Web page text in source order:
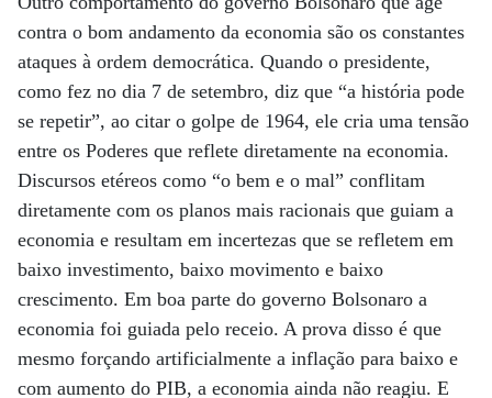
contra o bom andamento da economia são os constantes
ataques à ordem democrática. Quando o presidente,
como fez no dia 7 de setembro, diz que “a história pode
se repetir”, ao citar o golpe de 1964, ele cria uma tensão
entre os Poderes que reflete diretamente na economia.
Discursos etéreos como “o bem e o mal” conflitam
diretamente com os planos mais racionais que guiam a
economia e resultam em incertezas que se refletem em
baixo investimento, baixo movimento e baixo
crescimento. Em boa parte do governo Bolsonaro a
economia foi guiada pelo receio. A prova disso é que
mesmo forçando artificialmente a inflação para baixo e
com aumento do PIB, a economia ainda não reagiu. E